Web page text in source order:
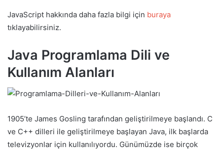
JavaScript hakkında daha fazla bilgi için buraya
tıklayabilirsiniz.
Java Programlama Dili ve
Kullanım Alanları
1905’te James Gosling tarafından geliştirilmeye başlandı. C
ve C++ dilleri ile geliştirilmeye başlayan Java, ilk başlarda
televizyonlar için kullanılıyordu. Günümüzde ise birçok